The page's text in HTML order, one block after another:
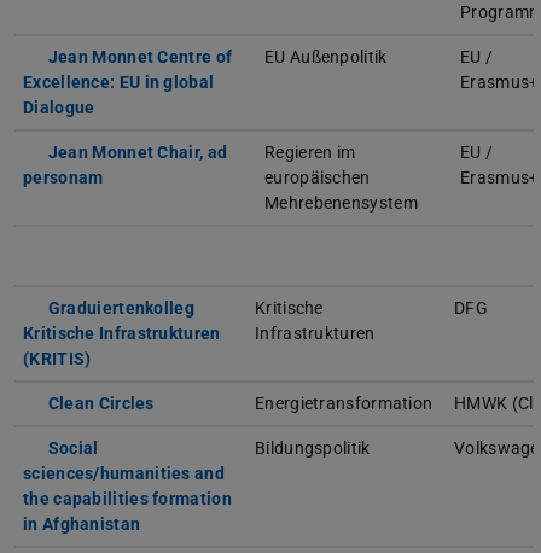
Jean Monnet Centre of
Excellence: EU in global
Dialogue
EU Außenpolitik
EU /
Erasmus+
Jean Monnet Chair, ad
personam
Regieren im
europäischen
Mehrebenensystem
EU /
Erasmus+
Graduiertenkolleg
Kritische Infrastrukturen
(KRITIS)
Kritische
Infrastrukturen
DFG
Clean Circles Energietransformation HMWK
Social
sciences/humanities and
the capabilities formation
in Afghanistan
Bildungspolitik